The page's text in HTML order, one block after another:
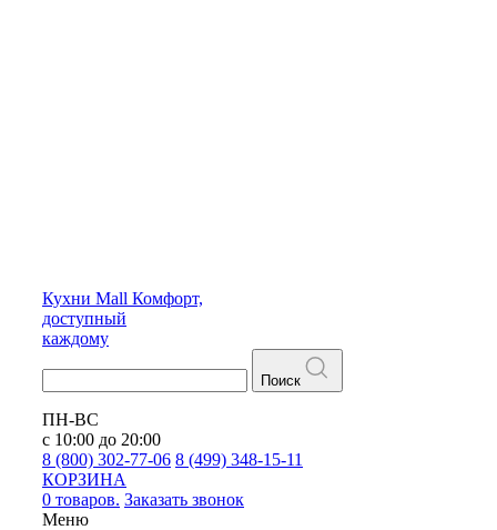
Кухни Mall Комфорт,
доступный
каждому
Поиск
ПН-ВС
с 10:00 до 20:00
8 (800) 302-77-06 8 (499) 348-15-11
КОРЗИНА
0 товаров. Заказать звонок
Меню